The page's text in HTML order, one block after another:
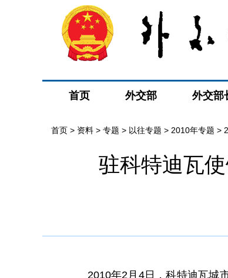
首页 外交部 外交部
首页 > 资料 > 专题 > 以往专题 > 2010年专题 >
驻科特迪瓦
2010年2月4日，科特迪瓦城市